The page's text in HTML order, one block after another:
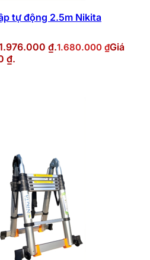
tự động 2.5m Nikita
₫.1.680.000 ₫Giá
₫.